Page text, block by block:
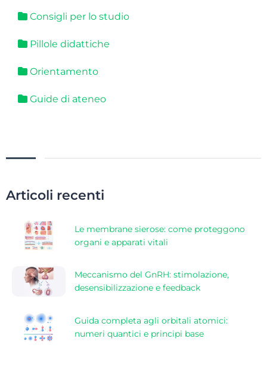
Consigli per lo studio
Pillole didattiche
Orientamento
Guide di ateneo
Articoli recenti
Le membrane sierose: come proteggono
organi e apparati vitali
Meccanismo del GnRH: stimolazione,
desensibilizzazione e feedback
Guida completa agli orbitali atomici:
numeri quantici e principi base